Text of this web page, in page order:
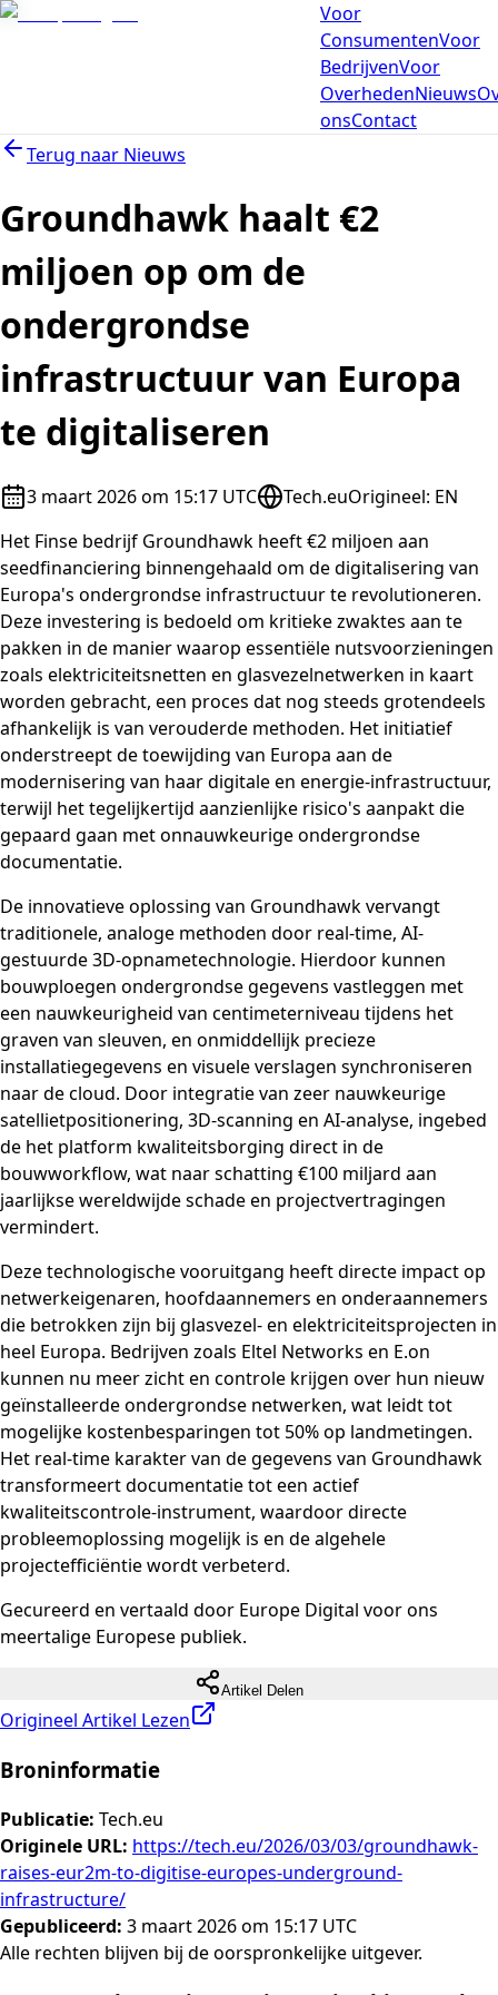
Voor
ConsumentenVoor
BedrijvenVoor
OverhedenNieuws
onsContact
Terug naar Nieuws
Groundhawk haalt €2
miljoen op om de
ondergrondse
infrastructuur van Europa
te digitaliseren
3 maart 2026 om 15:17 UTC Tech.euOrigineel: EN
Het Finse bedrijf Groundhawk heeft €2 miljoen aan
seedfinanciering binnengehaald om de digitalisering van
Europa's ondergrondse infrastructuur te revolutioneren.
Deze investering is bedoeld om kritieke zwaktes aan te
pakken in de manier waarop essentiële nutsvoorzieningen
zoals elektriciteitsnetten en glasvezelnetwerken in kaart
worden gebracht, een proces dat nog steeds grotendeels
afhankelijk is van verouderde methoden. Het initiatief
onderstreept de toewijding van Europa aan de
modernisering van haar digitale en energie-infrastructuur,
terwijl het tegelijkertijd aanzienlijke risico's aanpakt die
gepaard gaan met onnauwkeurige ondergrondse
documentatie.
De innovatieve oplossing van Groundhawk vervangt
traditionele, analoge methoden door real-time, AI-
gestuurde 3D-opnametechnologie. Hierdoor kunnen
bouwploegen ondergrondse gegevens vastleggen met
een nauwkeurigheid van centimeterniveau tijdens het
graven van sleuven, en onmiddellijk precieze
installatiegegevens en visuele verslagen synchroniseren
naar de cloud. Door integratie van zeer nauwkeurige
satellietpositionering, 3D-scanning en AI-analyse, ingebed
de het platform kwaliteitsborging direct in de
bouwworkflow, wat naar schatting €100 miljard aan
jaarlijkse wereldwijde schade en projectvertragingen
vermindert.
Deze technologische vooruitgang heeft directe impact op
netwerkeigenaren, hoofdaannemers en onderaannemers
die betrokken zijn bij glasvezel- en elektriciteitsprojecten in
heel Europa. Bedrijven zoals Eltel Networks en E.on
kunnen nu meer zicht en controle krijgen over hun nieuw
geïnstalleerde ondergrondse netwerken, wat leidt tot
mogelijke kostenbesparingen tot 50% op landmetingen.
Het real-time karakter van de gegevens van Groundhawk
transformeert documentatie tot een actief
kwaliteitscontrole-instrument, waardoor directe
probleemoplossing mogelijk is en de algehele
projectefficiëntie wordt verbeterd.
Gecureerd en vertaald door Europe Digital voor ons
meertalige Europese publiek.
Artikel Delen
Origineel Artikel Lezen
Broninformatie
Publicatie: Tech.eu
Originele URL: https://tech.eu/2026/03/03/groundhawk-
raises-eur2m-to-digitise-europes-underground-
infrastructure/
Gepubliceerd: 3 maart 2026 om 15:17 UTC
Alle rechten blijven bij de oorspronkelijke uitgever.